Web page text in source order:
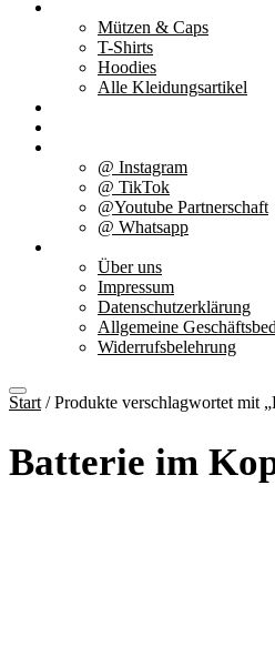
Mützen & Caps
T-Shirts
Hoodies
Alle Kleidungsartikel
@ Instagram
@ TikTok
@Youtube Partnerschaft
@ Whatsapp
Über uns
Impressum
Datenschutzerklärung
Allgemeine
Widerrufsbelehrung
Start / Produkte verschlagwortet mit
Batterie im